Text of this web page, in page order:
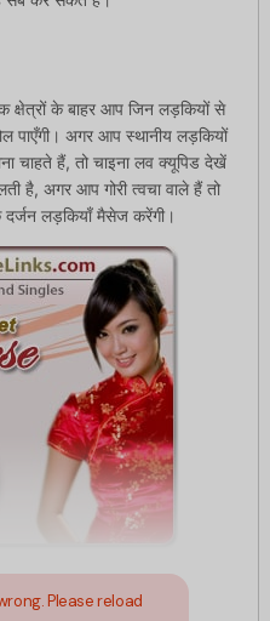
क्षेत्रों के बाहर आप जिन लड़कियों से
पाएँगी। अगर आप स्थानीय लड़कियों
चाहते हैं, तो चाइना लव क्यूपिड देखें
है, अगर आप गोरी त्वचा वाले हैं तो
लड़कियाँ मैसेज करेंगी।
Please reload